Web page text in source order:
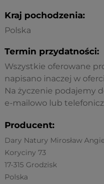
Kraj pochodzenia:
Polska
Termin przydatności:
Wszystkie oferowane
napisano inaczej w
Na życzenie podajemy
e-mailowo lub
Producent:
Dary Natury Mirosław
Koryciny 73
17-315 Grodzisk
Polska